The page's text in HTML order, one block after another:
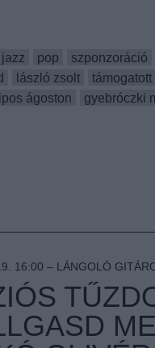
jazz pop szponzoráció
lászló zsolt támogatott
ágoston
gyebróczki
16:00 – LÁNGOLÓ